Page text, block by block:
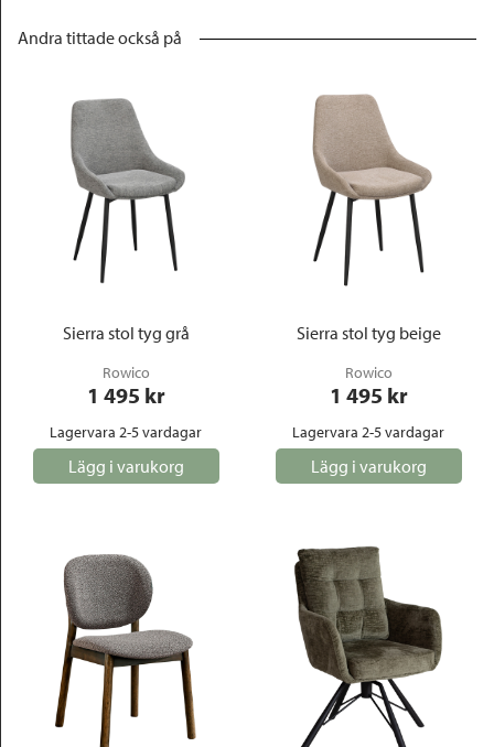
Andra tittade också på
Sierra stol tyg grå
Rowico
1 495 kr
Lagervara 2-5 vardagar
Lägg i varukorg
Sierra stol tyg beige
Rowico
1 495 kr
Lagervara 2-5 vardagar
Lägg i varukorg